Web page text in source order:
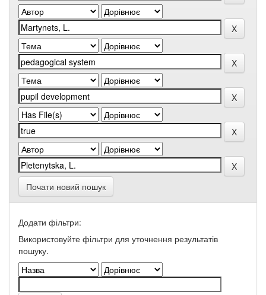
Почати новий пошук
Додати фільтри:
Використовуйте фільтри для уточнення результатів
пошуку.